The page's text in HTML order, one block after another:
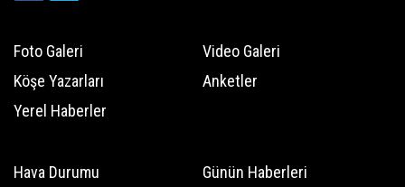
Foto Galeri
Video Galeri
Köşe Yazarları
Anketler
Yerel Haberler
Hava Durumu Günün Haberleri